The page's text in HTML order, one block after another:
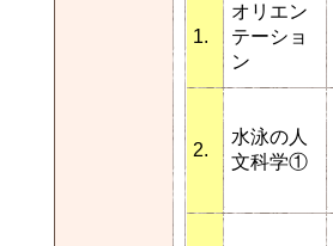
1.
オリエン
テーショ
ン
2.
水泳の人
文科学①